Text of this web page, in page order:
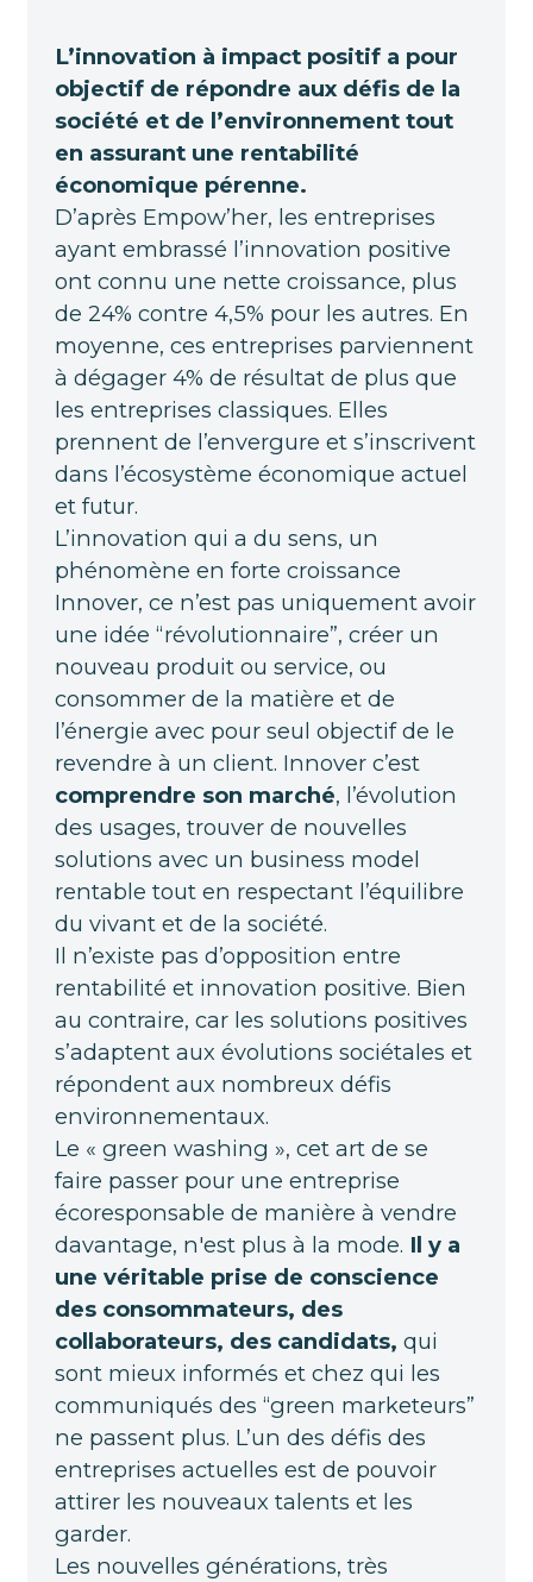
L’innovation à impact positif a pour
objectif de répondre aux défis de la
société et de l’environnement tout
en assurant une rentabilité
économique pérenne.
D’après Empow’her, les entreprises
ayant embrassé l’innovation positive
ont connu une nette croissance, plus
de 24% contre 4,5% pour les autres. En
moyenne, ces entreprises parviennent
à dégager 4% de résultat de plus que
les entreprises classiques. Elles
prennent de l’envergure et s’inscrivent
dans l’écosystème économique actuel
et futur.
L’innovation qui a du sens, un
phénomène en forte croissance
Innover, ce n’est pas uniquement avoir
une idée “révolutionnaire”, créer un
nouveau produit ou service, ou
consommer de la matière et de
l’énergie avec pour seul objectif de le
revendre à un client. Innover c’est
comprendre son marché, l’évolution
des usages, trouver de nouvelles
solutions avec un business model
rentable tout en respectant l’équilibre
du vivant et de la société.
Il n’existe pas d’opposition entre
rentabilité et innovation positive. Bien
au contraire, car les solutions positives
s’adaptent aux évolutions sociétales et
répondent aux nombreux défis
environnementaux.
Le « green washing », cet art de se
faire passer pour une entreprise
écoresponsable de manière à vendre
davantage, n'est plus à la mode. Il y a
une véritable prise de conscience
des consommateurs, des
collaborateurs, des candidats, qui
sont mieux informés et chez qui les
communiqués des “green marketeurs”
ne passent plus. L’un des défis des
entreprises actuelles est de pouvoir
attirer les nouveaux talents et les
garder.
Les nouvelles générations, très